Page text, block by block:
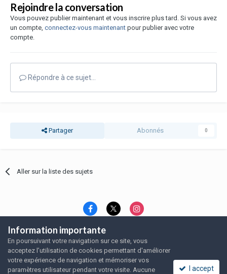
Rejoindre la conversation
Vous pouvez publier maintenant et vous inscrire plus tard. Si vous avez
un compte, connectez-vous maintenant pour publier avec votre
compte.
Répondre à ce sujet…
Partager Abonnés 0
Aller sur la liste des sujets
Langue Thème
Politique de confidentialité
Nous contacter
Nous contacter
SRFA, l'association des amoureux du rat domestique
Powered by Invision Community
Information importante
En poursuivant votre navigation sur ce site, vous
acceptez l’utilisation de cookies permettant d'améliorer
votre expérience de navigation et mémoriser vos
paramètres utilisateur pendant votre visite. Aucune
I accept